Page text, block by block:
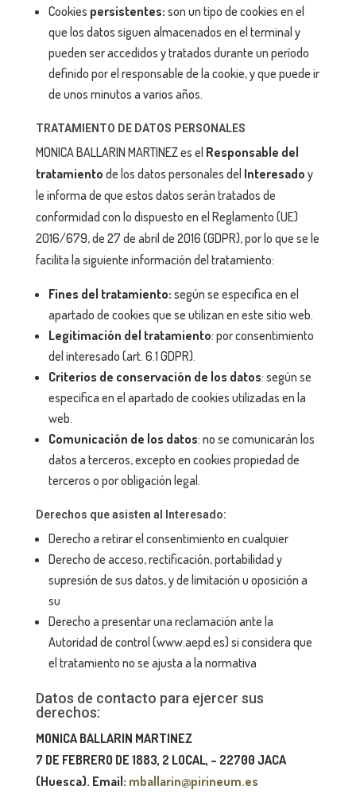
Cookies persistentes: son un tipo de cookies en el
que los datos siguen almacenados en el terminal y
pueden ser accedidos y tratados durante un período
definido por el responsable de la cookie, y que puede ir
de unos minutos a varios años.
TRATAMIENTO DE DATOS PERSONALES
MONICA BALLARIN MARTINEZ es el Responsable del
tratamiento de los datos personales del Interesado y
le informa de que estos datos serán tratados de
conformidad con lo dispuesto en el Reglamento (UE)
2016/679, de 27 de abril de 2016 (GDPR), por lo que se le
facilita la siguiente información del tratamiento:
Fines del tratamiento: según se especifica en el
apartado de cookies que se utilizan en este sitio web.
Legitimación del tratamiento: por consentimiento
del interesado (art. 6.1 GDPR).
Criterios de conservación de los datos: según se
especifica en el apartado de cookies utilizadas en la
web.
Comunicación de los datos: no se comunicarán los
datos a terceros, excepto en cookies propiedad de
terceros o por obligación legal.
Derechos que asisten al Interesado:
Derecho a retirar el consentimiento en cualquier
Derecho de acceso, rectificación, portabilidad y
supresión de sus datos, y de limitación u oposición a
su
Derecho a presentar una reclamación ante la
Autoridad de control (www.aepd.es) si considera que
el tratamiento no se ajusta a la normativa
Datos de contacto para ejercer sus
derechos:
MONICA BALLARIN MARTINEZ
7 DE FEBRERO DE 1883, 2 LOCAL, – 22700 JACA
(Huesca). Email: mballarin@pirineum.es